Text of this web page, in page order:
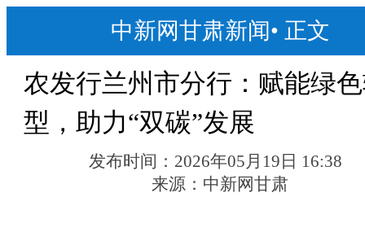
中新网甘肃新闻• 正文
农发行兰州市分行：赋能绿
型，助力“双碳”发展
发布时间： 2026年05月19日 16:38
来源： 中新网甘肃